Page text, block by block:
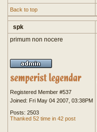
Back to top
spk
primum non nocere
Registered Member #537
Joined: Fri May 04 2007, 03:38PM
Posts: 2503
Thanked 52 time in 42 post